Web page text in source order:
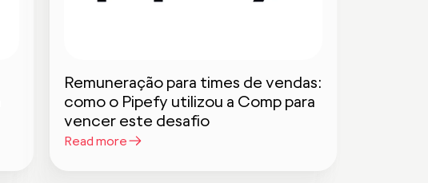
Remuneração para times de vendas:
como o Pipefy utilizou a Comp para
vencer este desafio
Read more